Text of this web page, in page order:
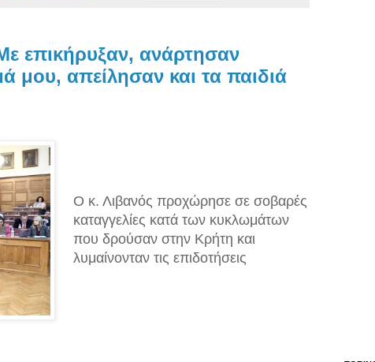
επικήρυξαν, ανάρτησαν
μου, απείλησαν και τα παιδιά
Ο κ. Λιβανός προχώρησε σε σοβαρές
καταγγελίες κατά των κυκλωμάτων
που δρούσαν στην Κρήτη και
λυμαίνονταν τις επιδοτήσεις